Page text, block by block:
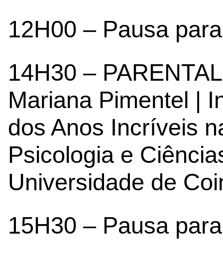
12H00 – Pausa
14H30 –
Mariana Pimentel |
dos Anos Incríveis
Psicologia e
Universidade de
15H30 – Pausa